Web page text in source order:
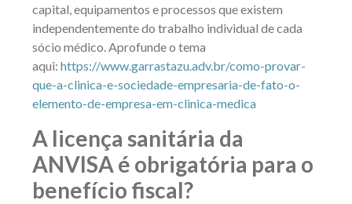
capital, equipamentos e processos que existem
independentemente do trabalho individual de cada
sócio médico. Aprofunde o tema
aqui: https://www.garrastazu.adv.br/como-provar-
que-a-clinica-e-sociedade-empresaria-de-fato-o-
elemento-de-empresa-em-clinica-medica
A licença sanitária da
ANVISA é obrigatória para o
benefício fiscal?